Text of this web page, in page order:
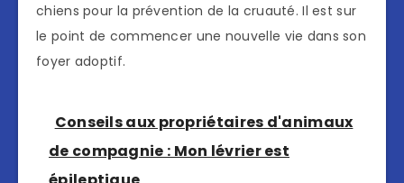
chiens pour la prévention de la cruauté. Il est sur
le point de commencer une nouvelle vie dans son
foyer adoptif.
Conseils aux propriétaires d'animaux
de compagnie : Mon lévrier est